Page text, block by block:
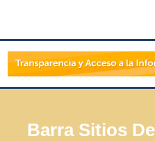
Barra Sitios